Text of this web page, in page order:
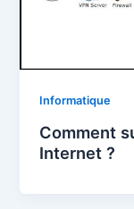
Informatique
Comment
Internet ?